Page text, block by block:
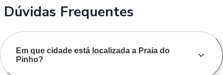
Dúvidas Frequentes
Em que cidade está localizada a Praia do
Pinho?